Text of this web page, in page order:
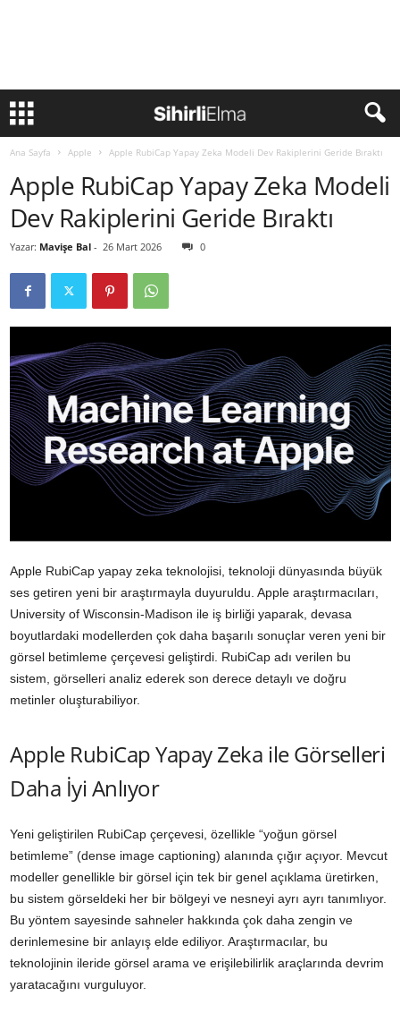
Ana Sayfa Apple Apple RubiCap Yapay Zeka Modeli Dev Rakiplerini Geride Bıraktı
Apple RubiCap Yapay Zeka Modeli
Dev Rakiplerini Geride Bıraktı
Yazar: Mavişe Bal - 26 Mart 2026 0
Apple RubiCap yapay zeka teknolojisi, teknoloji dünyasında büyük
ses getiren yeni bir araştırmayla duyuruldu. Apple araştırmacıları,
University of Wisconsin-Madison ile iş birliği yaparak, devasa
boyutlardaki modellerden çok daha başarılı sonuçlar veren yeni bir
görsel betimleme çerçevesi geliştirdi. RubiCap adı verilen bu
sistem, görselleri analiz ederek son derece detaylı ve doğru
metinler oluşturabiliyor.
Apple RubiCap Yapay Zeka ile Görselleri
Daha İyi Anlıyor
Yeni geliştirilen RubiCap çerçevesi, özellikle “yoğun görsel
betimleme” (dense image captioning) alanında çığır açıyor. Mevcut
modeller genellikle bir görsel için tek bir genel açıklama üretirken,
bu sistem görseldeki her bir bölgeyi ve nesneyi ayrı ayrı tanımlıyor.
Bu yöntem sayesinde sahneler hakkında çok daha zengin ve
derinlemesine bir anlayış elde ediliyor. Araştırmacılar, bu
teknolojinin ileride görsel arama ve erişilebilirlik araçlarında devrim
yaratacağını vurguluyor.